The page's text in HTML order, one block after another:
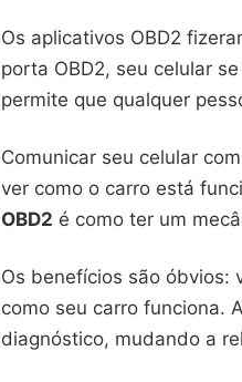
Os aplicativos OBD2
porta OBD2, seu celular
permite que qualquer
Comunicar seu celular
ver como o carro está
OBD2 é como ter um
Os benefícios são óbvios:
como seu carro funciona.
diagnóstico, mudando a